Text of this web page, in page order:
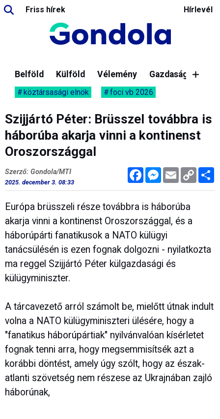
Friss hírek Hírlevél
Belföld Külföld Vélemény Gazdaság
köztársasági elnök foci vb 2026
Szijjártó Péter: Brüsszel továbbra is
háborúba akarja vinni a kontinenst
Oroszországgal
FacebookMessenger
Email Copy
Link
Szerző: Gondola/MTI
2025. december 3. 08:33
Európa brüsszeli része továbbra is háborúba
akarja vinni a kontinenst Oroszországgal, és a
háborúpárti fanatikusok a NATO külügyi
tanácsülésén is ezen fognak dolgozni - nyilatkozta
ma reggel Szijjártó Péter külgazdasági és
külügyminiszter.
A tárcavezető arról számolt be, mielőtt útnak indult
volna a NATO külügyminiszteri ülésére, hogy a
"fanatikus háborúpártiak" nyilvánvalóan kísérletet
fognak tenni arra, hogy megsemmisítsék azt a
korábbi döntést, amely úgy szólt, hogy az észak-
atlanti szövetség nem részese az Ukrajnában zajló
háborúnak,